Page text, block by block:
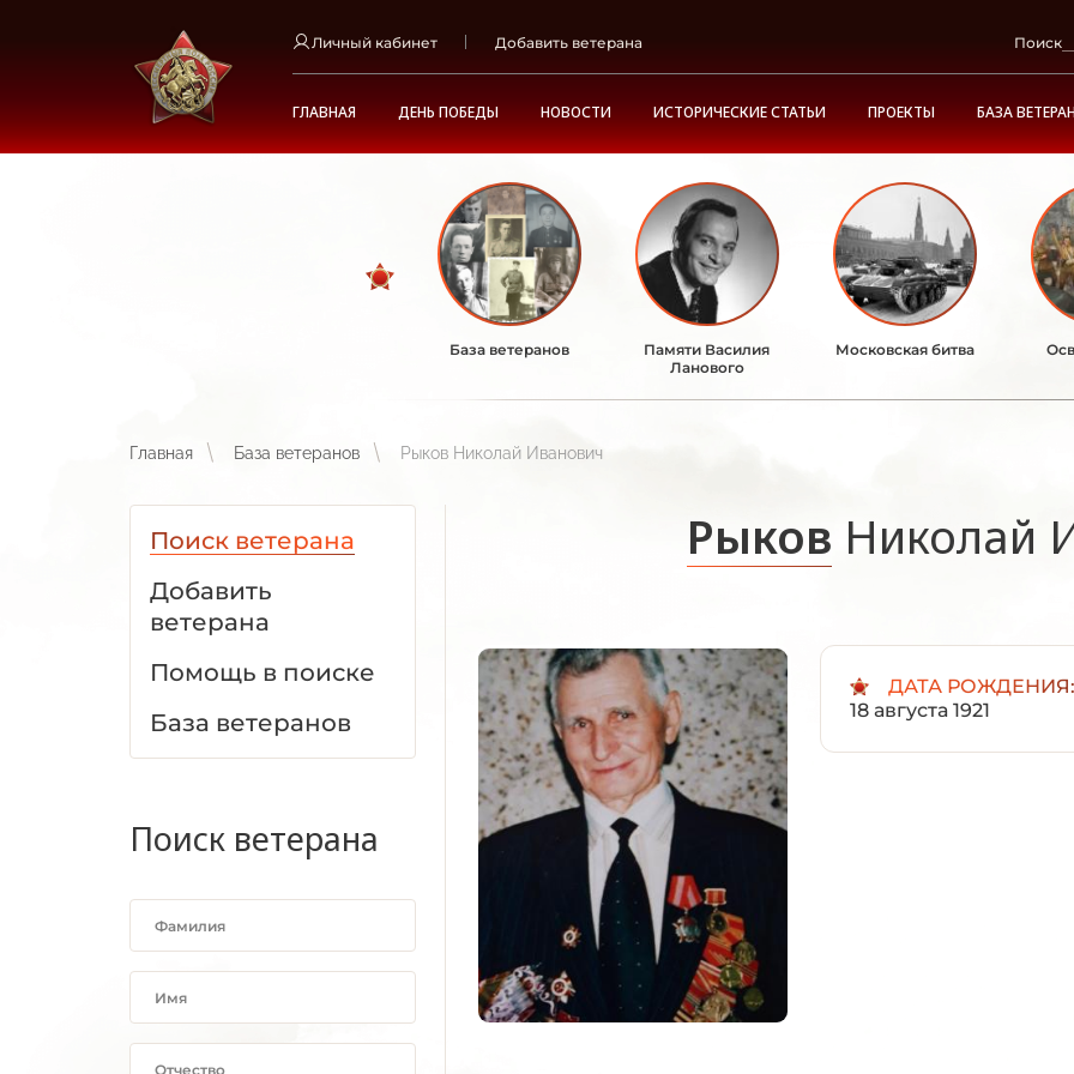
Личный кабинет Добавить ветерана Поиск
ГЛАВНАЯ ДЕНЬ ПОБЕДЫ НОВОСТИ ИСТОРИЧЕСКИЕ СТАТЬИ ПРОЕКТЫ БАЗА
База ветеранов
Памяти Василия
Ланового
Московская битва
Главная База ветеранов Рыков Николай Иванович
Поиск ветерана
Добавить
ветерана
Помощь в поиске
База ветеранов
Поиск ветерана
Рыков Николай
ДАТА РОЖДЕНИЯ:
18 августа 1921